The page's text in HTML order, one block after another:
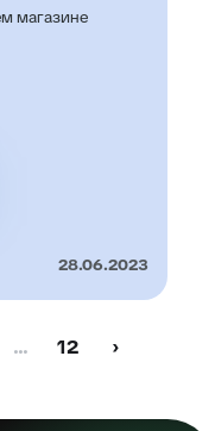
магазине
28.06.2023
... 12 ›